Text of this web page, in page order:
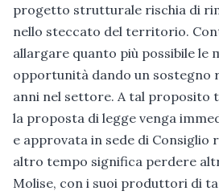
progetto strutturale rischia di
nello steccato del territorio.
allargare quanto più possibile le
opportunità dando un sostegno
anni nel settore. A tal proposito
la proposta di legge venga
e approvata in sede di Consiglio
altro tempo significa perdere
Molise, con i suoi produttori di